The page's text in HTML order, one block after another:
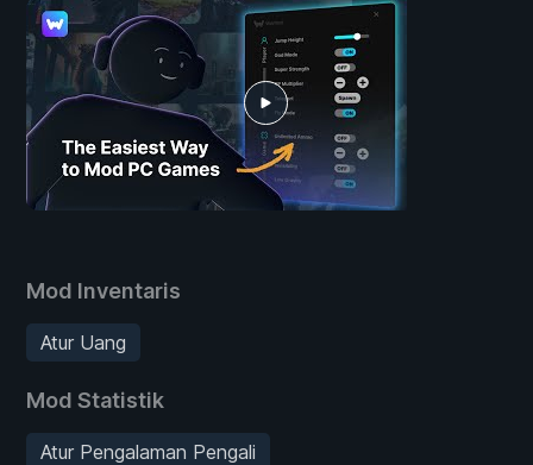
Mod Inventaris
Atur Uang
Mod Statistik
Atur Pengalaman Pengali